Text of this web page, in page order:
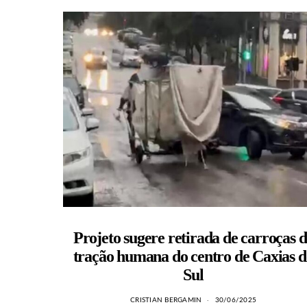
Projeto sugere retirada de carroças
tração humana do centro de Caxias
Sul
CRISTIAN BERGAMIN 30/06/2025